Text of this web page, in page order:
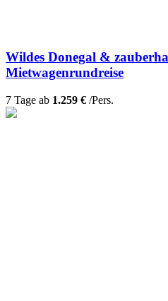
Wildes Donegal &
Mietwagenrundreise
7 Tage ab 1.259 € /Pers.